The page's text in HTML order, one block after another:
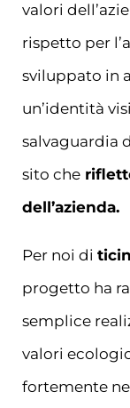
valori
rispetto per
sviluppato in
un’identità
salvaguardia
sito che
dell’azienda.
Per noi di
progetto ha
semplice
valori
fortemente